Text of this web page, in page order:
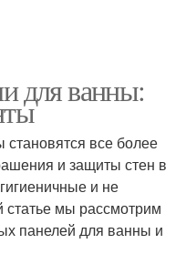
для ванны:
все более
и защиты стен в
и не
статье мы рассмотрим
панелей для ванны и